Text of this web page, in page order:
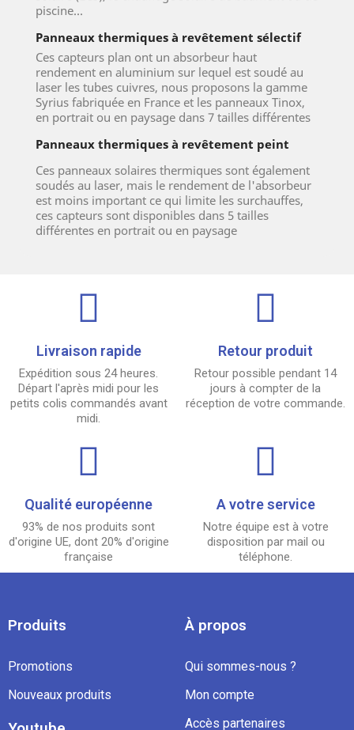
piscine...
Panneaux thermiques à revêtement sélectif
Ces capteurs plan ont un absorbeur haut
rendement en aluminium sur lequel est soudé au
laser les tubes cuivres, nous proposons la gamme
Syrius fabriquée en France et les panneaux Tinox,
en portrait ou en paysage dans 7 tailles différentes
Panneaux thermiques à revêtement peint
Ces panneaux solaires thermiques sont également
soudés au laser, mais le rendement de l'absorbeur
est moins important ce qui limite les surchauffes,
ces capteurs sont disponibles dans 5 tailles
différentes en portrait ou en paysage
Livraison rapide
Expédition sous 24 heures.
Départ l'après midi pour les
petits colis commandés avant
midi.
Retour produit
Retour possible pendant 14
jours à compter de la
réception de votre commande.
Qualité européenne
93% de nos produits sont
d'origine UE, dont 20% d'origine
française
A votre service
Notre équipe est à votre
disposition par mail ou
téléphone.
Produits
Promotions
Nouveaux produits
À propos
Qui sommes-nous ?
Mon compte
Accès partenaires